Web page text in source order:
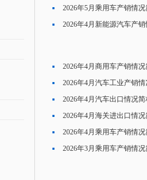
2026年5月乘用车产销情
2026年4月新能源汽车产
2026年4月商用车产销情
2026年4月汽车工业产销
2026年4月汽车出口情况简
2026年4月海关进出口情
2026年4月乘用车产销情
2026年3月乘用车产销情